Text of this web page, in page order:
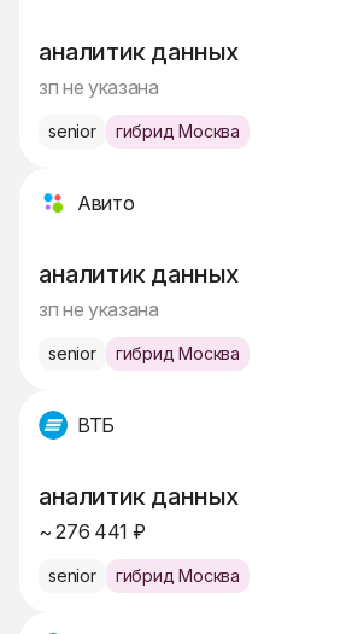
аналитик данных
зп не указана
senior гибрид Москва
Авито
аналитик данных
зп не указана
senior гибрид Москва
ВТБ
аналитик данных
~ 276 441 ₽
senior гибрид Москва